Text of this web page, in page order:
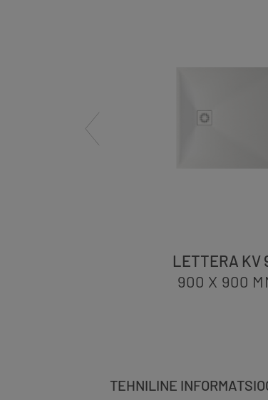
LETTERA KV
900 X 900
TEHNILINE